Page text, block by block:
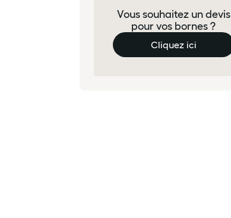
Vous souhaitez un devis
pour vos bornes ?
Cliquez ici